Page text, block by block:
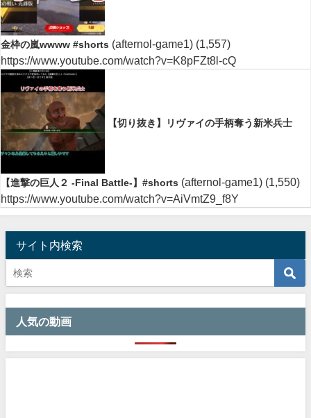
金枠の嵐wwww #shorts (afternol-game1) (1,557)
https://www.youtube.com/watch?v=K8pFZt8l-cQ
【切り抜き】リヴァイの手柄奪う新米兵士
【進撃の巨人２ -Final Battle-】#shorts (afternol-game1) (1,550)
https://www.youtube.com/watch?v=AiVmtZ9_f8Y
サイト内検索
人気の動画